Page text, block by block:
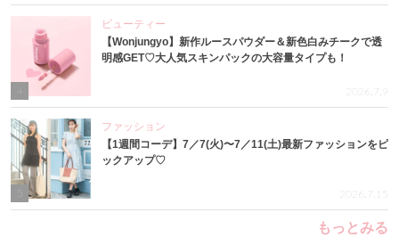
ビューティー
【Wonjungyo】新作ルースパウダー＆新色白みチークで透
明感GET♡大人気スキンパックの大容量タイプも！
2026.7.9
ファッション
【1週間コーデ】7／7(火)〜7／11(土)最新ファッションをピ
ックアップ♡
2026.7.15
もっとみる